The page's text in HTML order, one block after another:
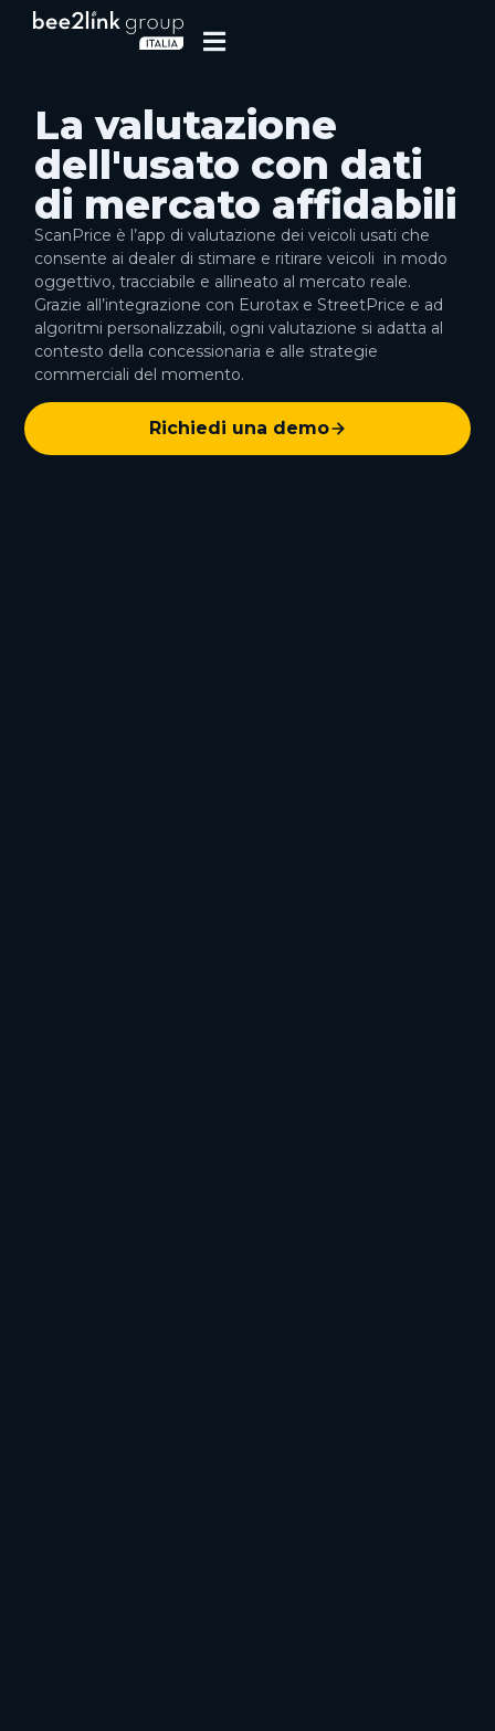
La valutazione
dell'usato con dati
di mercato affidabili
ScanPrice è l’app di valutazione dei veicoli usati che
consente ai dealer di stimare e ritirare veicoli in modo
oggettivo, tracciabile e allineato al mercato reale.
Grazie all’integrazione con Eurotax e StreetPrice e ad
algoritmi personalizzabili, ogni valutazione si adatta al
contesto della concessionaria e alle strategie
commerciali del momento.
Richiedi una demo